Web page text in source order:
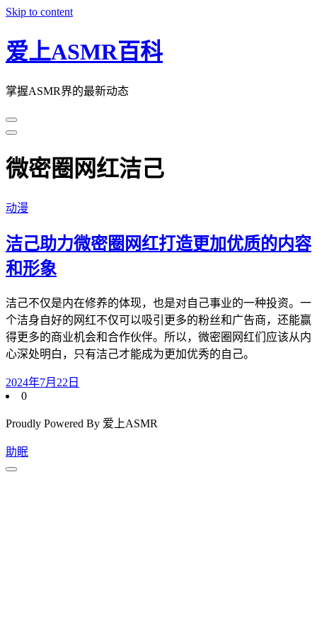
Skip to content
爱上ASMR百科
掌握ASMR界的最新动态
微密圈网红洁己
动漫
洁己助力微密圈网红打造更加优质的内容
和形象
洁己不仅是内在修养的体现，也是对自己事业的一种投资。一
个洁身自好的网红不仅可以吸引更多的粉丝和广告商，还能赢
得更多的商业机会和合作伙伴。所以，微密圈网红们应该从内
心深处明白，只有洁己才能成为更加优秀的自己。
2024年7月22日
0
Proudly Powered By 爱上ASMR
助眠